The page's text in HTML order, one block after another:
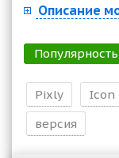
Описание
Pixly Icon
версия